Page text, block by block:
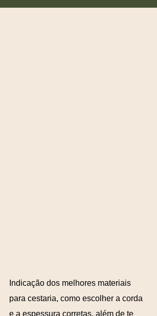
Indicação dos melhores materiais
para cestaria, como escolher a corda
e a espessura corretas, além de te